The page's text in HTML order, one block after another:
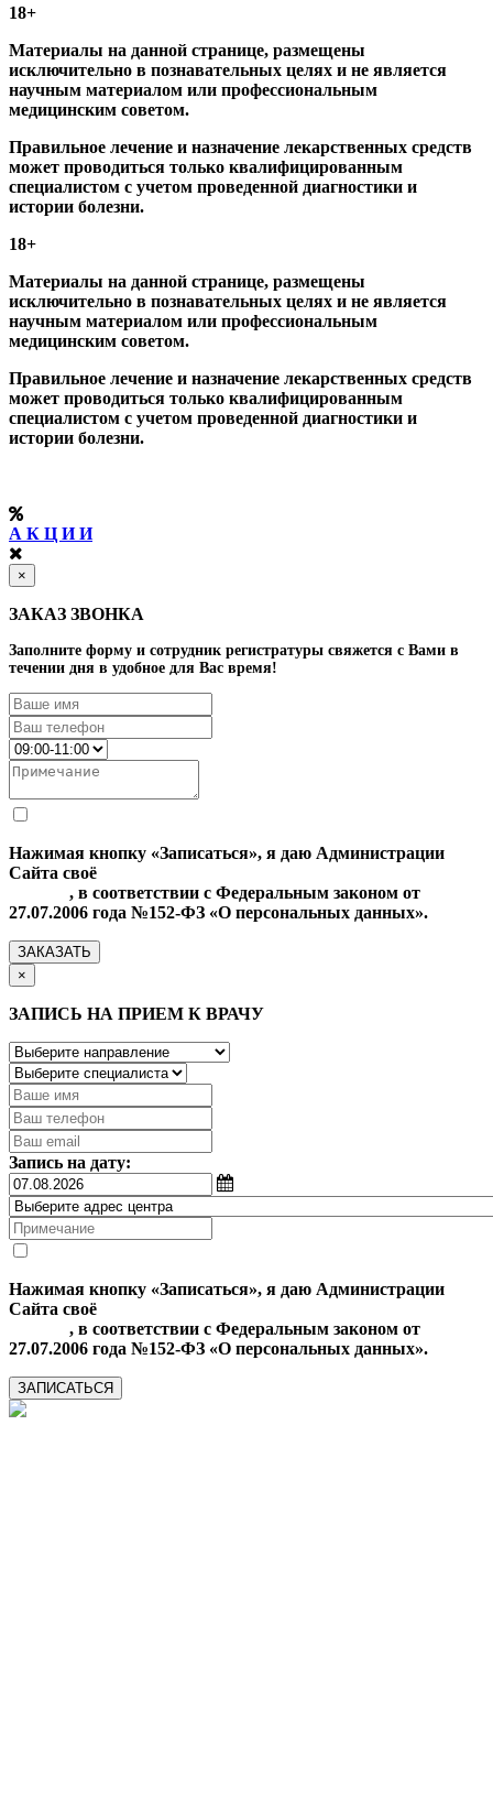
18+
Материалы на данной странице, размещены
исключительно в познавательных целях и не является
научным материалом или профессиональным
медицинским советом.
Правильное лечение и назначение лекарственных средств
может проводиться только квалифицированным
специалистом с учетом проведенной диагностики и
истории болезни.
18+
Материалы на данной странице, размещены
исключительно в познавательных целях и не является
научным материалом или профессиональным
медицинским советом.
Правильное лечение и назначение лекарственных средств
может проводиться только квалифицированным
специалистом с учетом проведенной диагностики и
истории болезни.
А К Ц И И
×
ЗАКАЗ ЗВОНКА
Заполните форму и сотрудник регистратуры свяжется с Вами в
течении дня в удобное для Вас время!
Нажимая кнопку «Записаться», я даю Администрации
Сайта своё
, в соответствии с Федеральным законом от
27.07.2006 года №152-ФЗ «О персональных данных».
ЗАКАЗАТЬ
×
ЗАПИСЬ НА ПРИЕМ К ВРАЧУ
Запись на дату:
Нажимая кнопку «Записаться», я даю Администрации
Сайта своё
, в соответствии с Федеральным законом от
27.07.2006 года №152-ФЗ «О персональных данных».
ЗАПИСАТЬСЯ